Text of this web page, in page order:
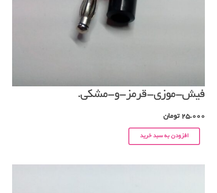
فیش-موزی-قرمز-و-مشکی.
25.000 تومان
افزودن به سبد خرید